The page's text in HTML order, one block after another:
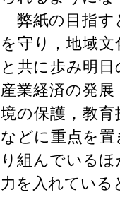
弊紙の目指す
を守り，地域
と共に歩み明
産業経済の発
境の保護，教
などに重点を
り組んでいる
力を入れている